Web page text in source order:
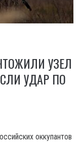
УЗЕЛ
УДАР ПО
оккупантов